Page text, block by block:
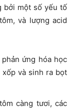
bởi một số yếu tố
và lượng acid
ứng hóa học
và sinh ra bọt
càng tươi, các